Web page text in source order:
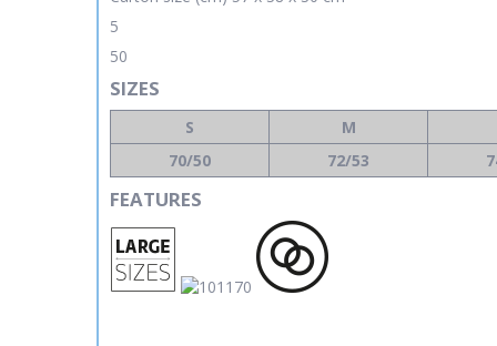
5
50
SIZES
S M
70/50
72/53
FEATURES